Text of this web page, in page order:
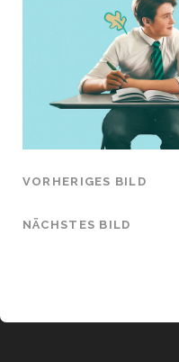
VORHERIGES BILD
NÄCHSTES BILD